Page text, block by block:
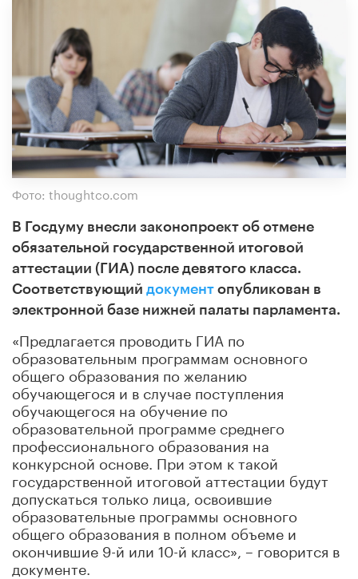
Фото: thoughtco.com
В Госдуму внесли законопроект об отмене
обязательной государственной итоговой
аттестации (ГИА) после девятого класса.
Соответствующий документ опубликован в
электронной базе нижней палаты парламента.
«Предлагается проводить ГИА по
образовательным программам основного
общего образования по желанию
обучающегося и в случае поступления
обучающегося на обучение по
образовательной программе среднего
профессионального образования на
конкурсной основе. При этом к такой
государственной итоговой аттестации будут
допускаться только лица, освоившие
образовательные программы основного
общего образования в полном объеме и
окончившие 9-й или 10-й класс», – говорится в
документе.